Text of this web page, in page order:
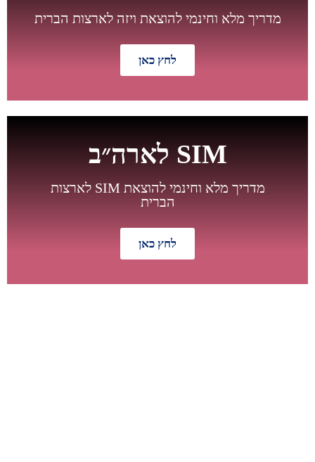
מדריך מלא וחינמי להוצאת ויזה לארצות הברית
לחץ כאן
SIM לארה״ב
מדריך מלא וחינמי להוצאת SIM לארצות
הברית
לחץ כאן